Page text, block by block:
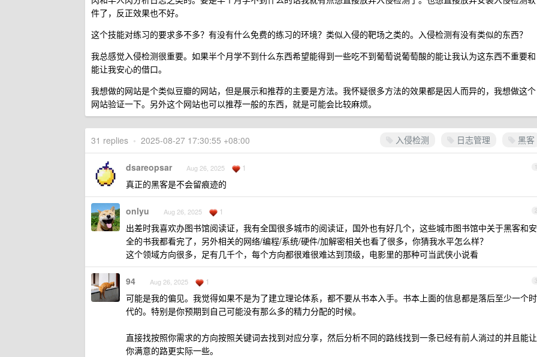
件了，反正效果也不好。
这个技能对练习的要求多不多？有没有什么免费的练习的环境？类似入侵的靶场之类的。入侵检测有没有类似的东西？
我总感觉入侵检测很重要。如果半个月学不到什么东西希望能得到一些吃不到葡萄说葡萄酸的能让我认为这东西不重要和
能让我安心的借口。
我想做的网站是个类似豆瓣的网站，但是展示和推荐的主要是方法。我怀疑很多方法的效果都是因人而异的，我想做这个
网站验证一下。另外这个网站也可以推荐一般的东西，就是可能会比较麻烦。
入侵检测 日志管理 黑客
31 replies • 2025-08-27 17:30:55 +08:00
1
dsareopsar Aug 26, 2025 1
真正的黑客是不会留痕迹的
2
onlyu Aug 26, 2025 1
出差时我喜欢办图书馆阅读证，我有全国很多城市的阅读证，国外也有好几个，这些城市图书馆中关于黑客和安
全的书我都看完了，另外相关的网络/编程/系统/硬件/加解密相关也看了很多，你猜我水平怎么样？
这个领域方向很多，足有几千个，每个方向都很难很难达到顶级，电影里的那种可当武侠小说看
3
94 Aug 26, 2025 1
可能是我的偏见。我觉得如果不是为了建立理论体系，都不要从书本入手。书本上面的信息都是落后至少一个时
代的。特别是你预期到自己可能没有那么多的精力分配的时候。
直接找按照你需求的方向按照关键词去找到对应分享，然后分析不同的路线找到一条已经有前人淌过的并且能让
你满意的路更实际一些。